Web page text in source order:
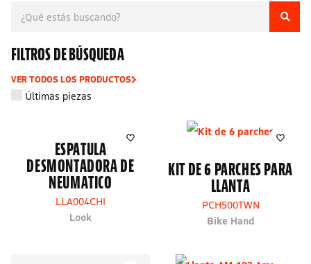
FILTROS DE BÚSQUEDA
VER TODOS LOS PRODUCTOS
Últimas piezas
ESPATULA
DESMONTADORA DE
NEUMATICO
LLA004CHI
Look
KIT DE 6 PARCHES PARA
LLANTA
PCH500TWN
Bike Hand